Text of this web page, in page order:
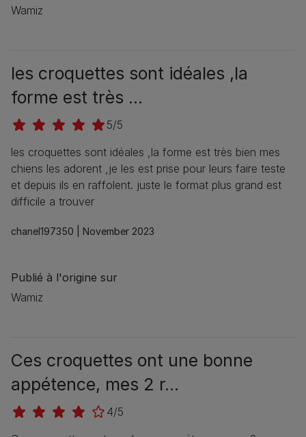
Wamiz
les croquettes sont idéales ,la
forme est très ...
5/5
les croquettes sont idéales ,la forme est très bien mes
chiens les adorent ,je les est prise pour leurs faire teste
et depuis ils en raffolent. juste le format plus grand est
difficile a trouver
chanel197350 | November 2023
Publié à l'origine sur
Wamiz
Ces croquettes ont une bonne
appétence, mes 2 r...
4/5